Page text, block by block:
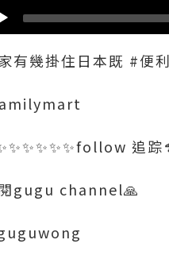
有幾掛住日本既 #便
追
gugu channel🙏